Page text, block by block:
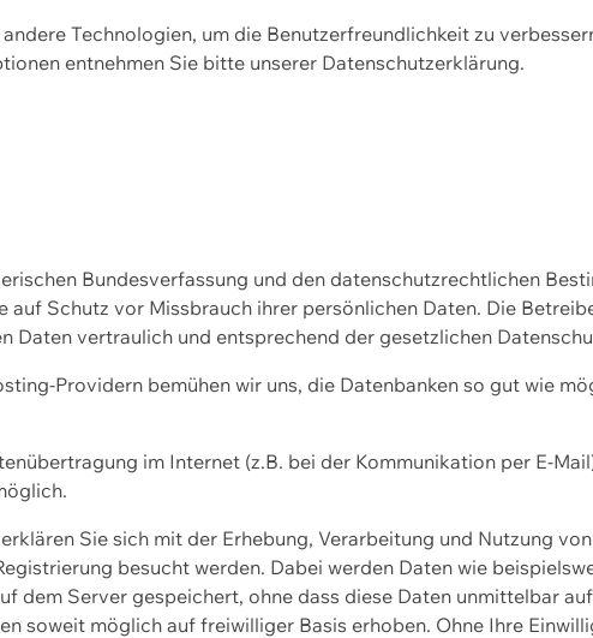
Technologien, um die Benutzerfreundlichkeit zu
entnehmen Sie bitte unserer Datenschutzerklärung.
Bundesverfassung und den datenschutzrechtlichen
auf Schutz vor Missbrauch ihrer persönlichen Daten. Die
Daten vertraulich und entsprechend der gesetzlichen
Providern bemühen wir uns, die Datenbanken so gut wie
im Internet (z.B. bei der Kommunikation per E-
Sie sich mit der Erhebung, Verarbeitung und Nutzung
besucht werden. Dabei werden Daten wie
dem Server gespeichert, ohne dass diese Daten unmittelbar
soweit möglich auf freiwilliger Basis erhoben. Ohne Ihre